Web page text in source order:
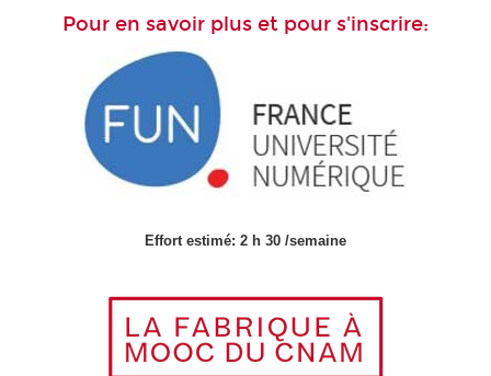
Pour en savoir plus et pour s'inscrire:
Effort estimé: 2 h 30 /semaine